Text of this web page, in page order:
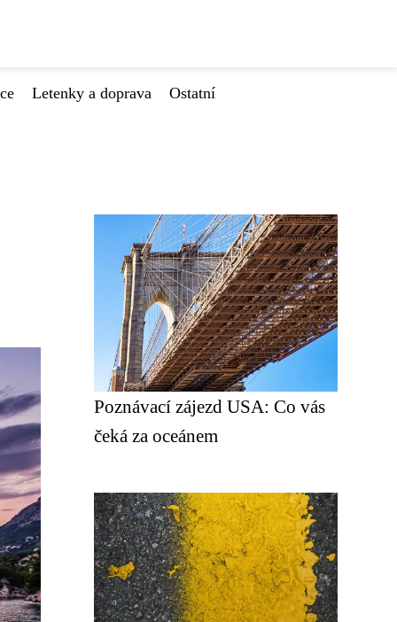
Letenky a doprava
Ostatní
Poznávací zájezd USA: Co vás
čeká za oceánem